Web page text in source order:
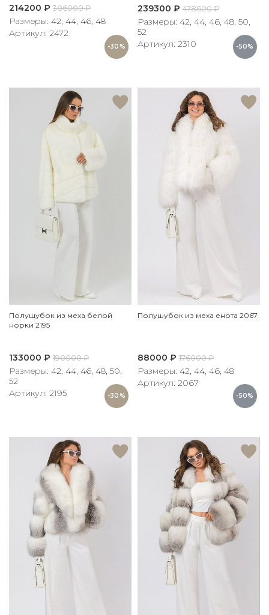
-30%
214200 ₽ 306000₽
Размеры: 42, 44, 46, 48
Артикул: 2472
-50%
239300 ₽ 478600₽
Размеры: 42, 44, 46, 48, 50,
52
Артикул: 2310
-30%
Полушубок из меха белой
норки 2195
133000 ₽ 190000₽
Размеры: 42, 44, 46, 48, 50,
52
Артикул: 2195
-50%
Полушубок из меха енота 2067
88000 ₽ 176000₽
Размеры: 42, 44, 46, 48
Артикул: 2067